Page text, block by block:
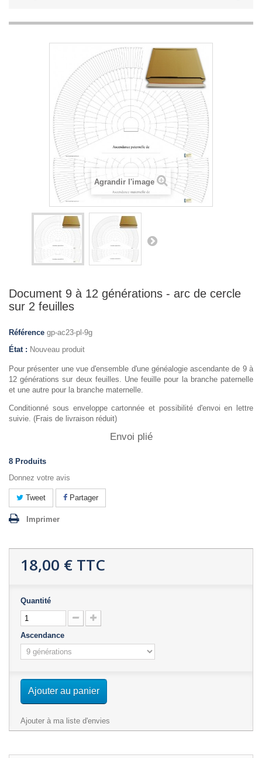
Agrandir l'image
Document 9 à 12 générations - arc de cercle
sur 2 feuilles
Référence gp-ac23-pl-9g
État : Nouveau produit
Pour présenter une vue d'ensemble d'une généalogie ascendante de 9 à
12 générations sur deux feuilles. Une feuille pour la branche paternelle
et une autre pour la branche maternelle.
Conditionné sous enveloppe cartonnée et possibilité d'envoi en lettre
suivie. (Frais de livraison réduit)
Envoi plié
8 Produits
Donnez votre avis
Tweet Partager
Imprimer
18,00 € TTC
Quantité
Ascendance
Ajouter au panier
Ajouter à ma liste d'envies